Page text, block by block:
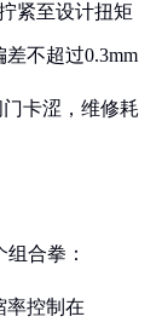
紧至设计扭矩
差不超过0.3mm
卡涩，维修耗
合拳：
率控制在